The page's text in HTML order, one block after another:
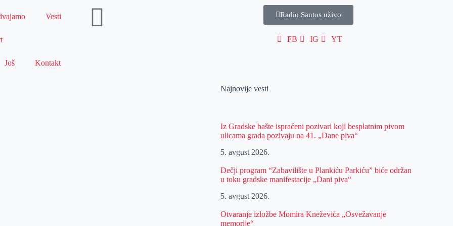
Vesti
Još Kontakt
Radio Santos uživo
FB IG YT
Najnovije vesti
Iz Gradske bašte ispraćeni pozivari koji besplatnim pivom
ulicama grada pozivaju na 41. „Dane piva“
5. avgust 2026.
Dečji program “Zabavilište u Plankiću Parkiću” biće održan
u toku gradske manifestacije „Dani piva“
5. avgust 2026.
Otvaranje izložbe Momira Kneževića „Osvežavanje
memorije“